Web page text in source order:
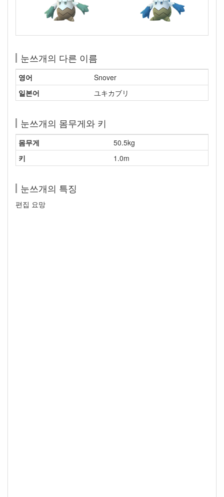
눈쓰개의 다른 이름
영어
Snover
일본어
ユキカブリ
눈쓰개의 몸무게와 키
몸무게
50.5kg
키
1.0m
눈쓰개의 특징
편집 요망